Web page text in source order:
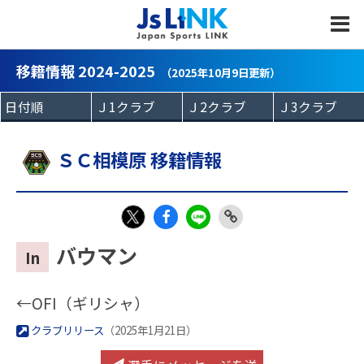
移籍情報 2024-2025 （2025年10月9日更新）
ＳＣ相模原 移籍情報
In バウマン
←OFI（ギリシャ）
クラブリリース （2025年1月21日）